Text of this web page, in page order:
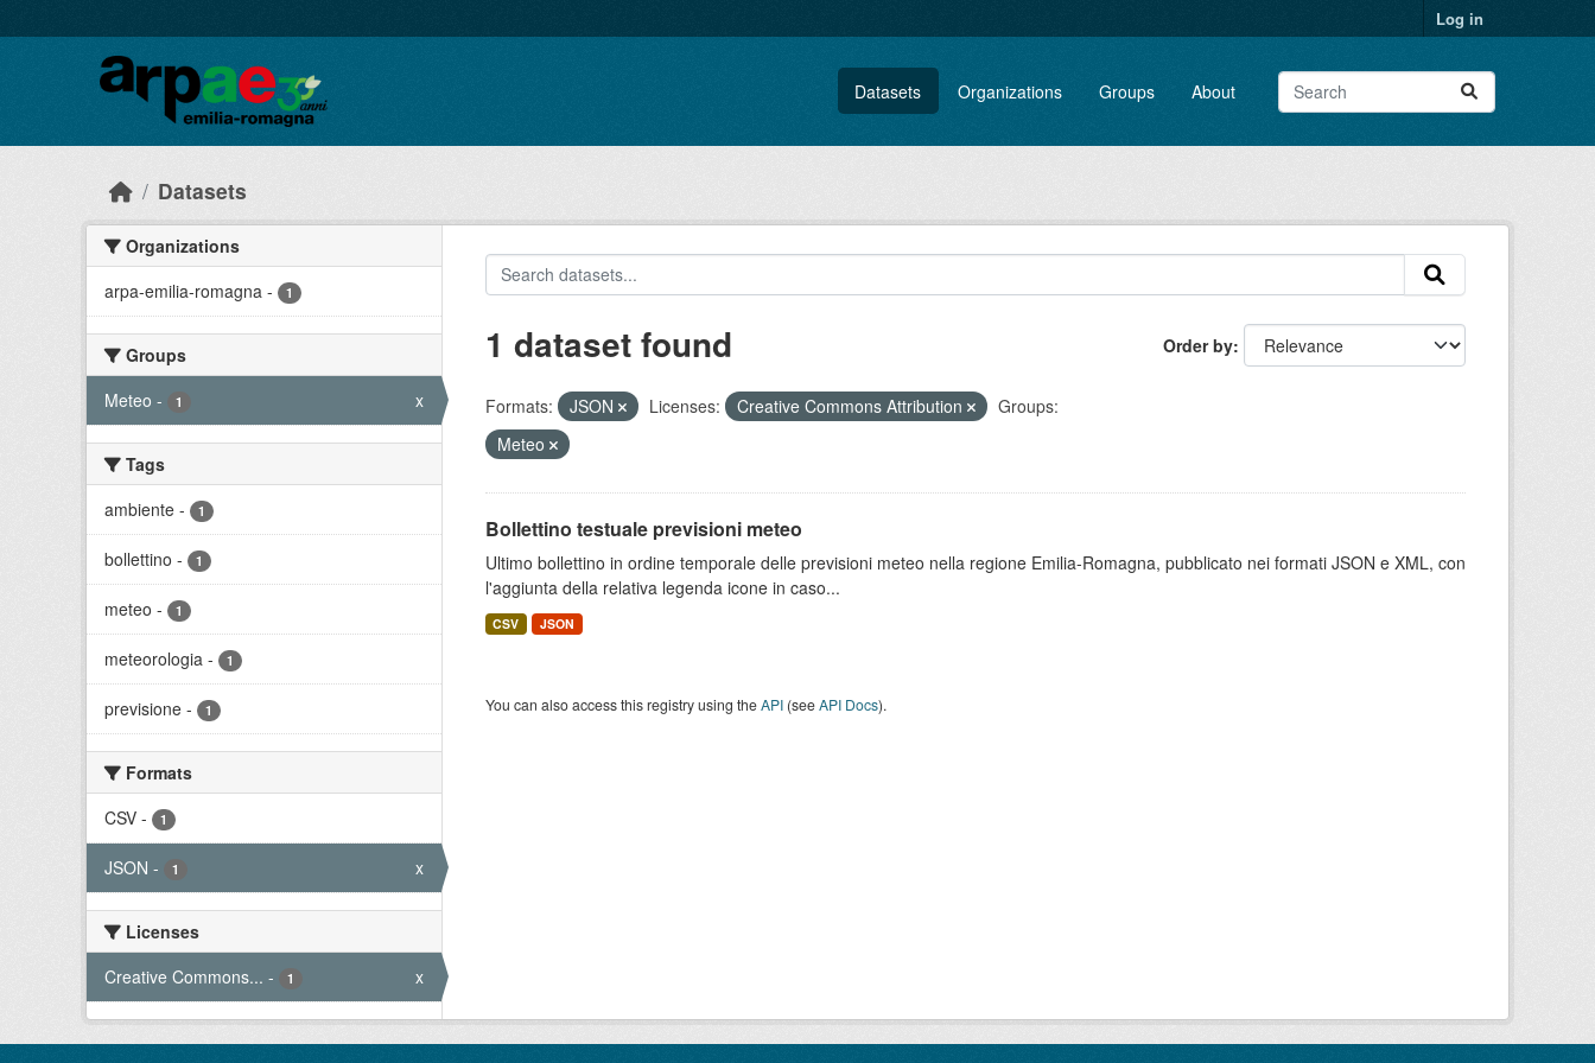
Log in
Datasets Organizations Groups About
Datasets
Organizations
arpa-emilia-romagna - 1
Groups
Meteo - 1 x
Tags
ambiente - 1
bollettino - 1
meteo - 1
meteorologia - 1
previsione - 1
Formats
CSV - 1
JSON - 1 x
Licenses
Creative Commons... - 1 x
Order by
1 dataset found
Formats: JSON Licenses: Creative Commons Attribution
Groups:
Meteo
Bollettino testuale previsioni meteo
Ultimo bollettino in ordine temporale delle previsioni meteo nella regione Emilia-Romagna, pubblicato nei formati JSON e XML, con
l'aggiunta della relativa legenda icone in caso...
CSV JSON
You can also access this registry using theAPI(seeAPI Docs).